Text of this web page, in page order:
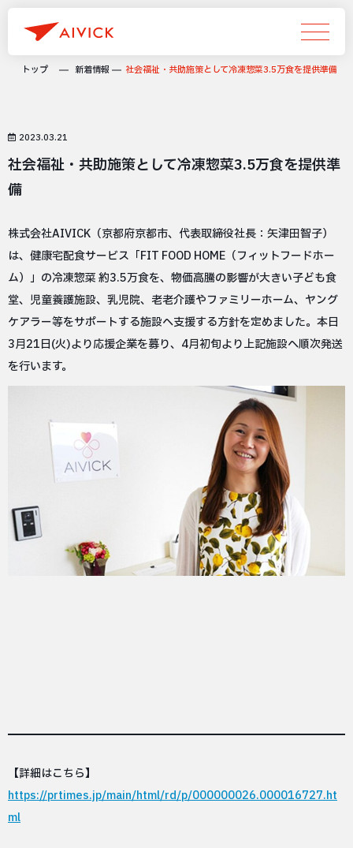
トップ 新着情報 社会福祉・共助施策として冷凍惣菜3.5万食を提供準備
2023.03.21
社会福祉・共助施策として冷凍惣菜3.5万食を提供準
備
株式会社AIVICK（京都府京都市、代表取締役社長：矢津田智子）
は、健康宅配食サービス「FIT FOOD HOME（フィットフードホー
ム）」の冷凍惣菜 約3.5万食を、物価高騰の影響が大きい子ども食
堂、児童養護施設、乳児院、老老介護やファミリーホーム、ヤング
ケアラー等をサポートする施設へ支援する方針を定めました。本日
3月21日(火)より応援企業を募り、4月初旬より上記施設へ順次発送
を行います。
【詳細はこちら】
https://prtimes.jp/main/html/rd/p/000000026.000016727.ht
ml